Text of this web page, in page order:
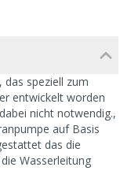
speziell zum
entwickelt worden
nicht notwendig.,
auf Basis
das die
Wasserleitung